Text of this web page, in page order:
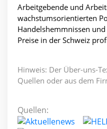
Arbeitgebende und
wachstumsorientierten
Handelshemmnissen
Preise in der Schweiz
Hinweis: Der Über-uns-
Quellen oder aus dem
Quellen: